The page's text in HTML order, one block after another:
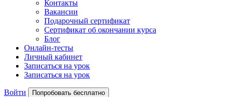
Контакты
Вакансии
Подарочный сертификат
Сертификат об окончании курса
Блог
Онлайн-тесты
Личный кабинет
Записаться на урок
Записаться на урок
Войти Попробовать бесплатно